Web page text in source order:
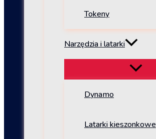
Tokeny
Narzędzia i latarki
Dynamo
Latarki kieszonkowe